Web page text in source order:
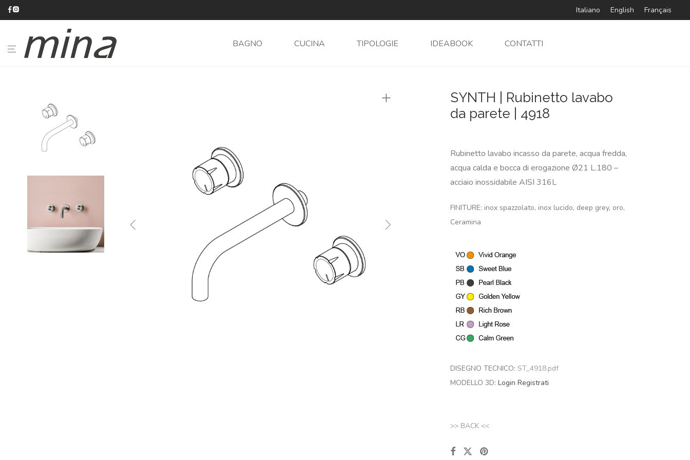
Italiano English Français
BAGNO CUCINA TIPOLOGIE IDEABOOK CONTATTI
SYNTH | Rubinetto lavabo
da parete | 4918
Rubinetto lavabo incasso da parete, acqua fredda,
acqua calda e bocca di erogazione Ø21 L.180 –
acciaio inossidabile AISI 316L
FINITURE: inox spazzolato, inox lucido, deep grey, oro,
Ceramina
DISEGNO TECNICO: ST_4918.pdf
MODELLO 3D: Login Registrati
>> BACK <<
AZIENDA